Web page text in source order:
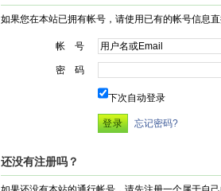
如果您在本站已拥有帐号，请使用已有的帐号信息
帐 号
密 码
下次自动登录
忘记密码?
还没有注册吗？